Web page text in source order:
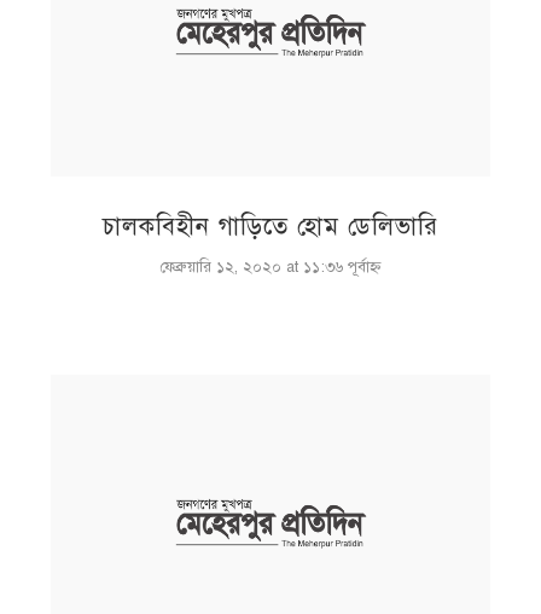
চালকবিহীন গাড়িতে হোম ডেলিভারি
ফেব্রুয়ারি ১২, ২০২০ at ১১:৩৬ পূর্বাহ্ণ